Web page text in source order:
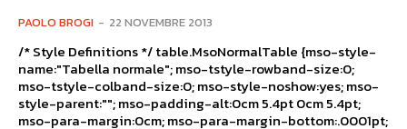
PAOLO BROGI - 22 NOVEMBRE 2013
/* Style Definitions */ table.MsoNormalTable {mso-style-
name:"Tabella normale"; mso-tstyle-rowband-size:0;
mso-tstyle-colband-size:0; mso-style-noshow:yes; mso-
style-parent:""; mso-padding-alt:0cm 5.4pt 0cm 5.4pt;
mso-para-margin:0cm; mso-para-margin-bottom:.0001pt;